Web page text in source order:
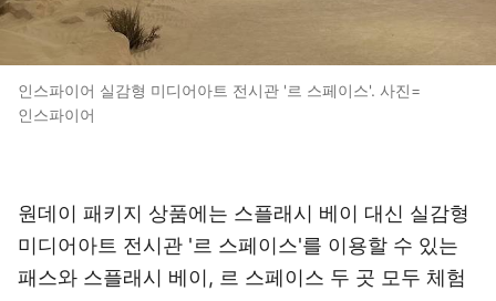
인스파이어 실감형 미디어아트 전시관 '르 스페이스'. 사진=
인스파이어
원데이 패키지 상품에는 스플래시 베이 대신 실감형
미디어아트 전시관 '르 스페이스'를 이용할 수 있는
패스와 스플래시 베이, 르 스페이스 두 곳 모두 체험